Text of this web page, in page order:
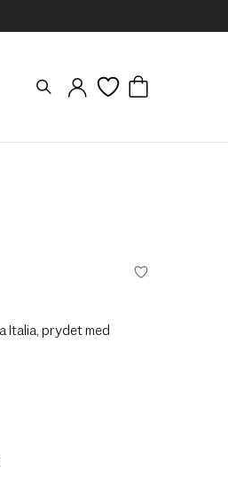
Italia, prydet med